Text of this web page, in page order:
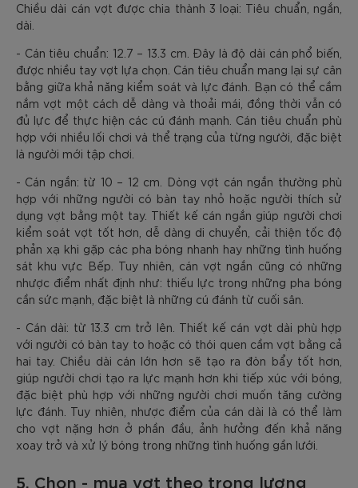
Chiều dài cán vợt được chia thành 3 loại: Tiêu chuẩn, ngắn,
dài.
- Cán tiêu chuẩn: 12.7 – 13.3 cm. Đây là độ dài cán phổ biến,
được nhiều tay vợt lựa chọn. Cán tiêu chuẩn mang lại sự cân
bằng giữa khả năng kiểm soát và lực đánh. Bạn có thể cầm
nắm vợt một cách dễ dàng và thoải mái, đồng thời vẫn có
đủ lực để thực hiện các cú đánh mạnh. Cán tiêu chuẩn phù
hợp với nhiều lối chơi và thể trạng của từng người, đặc biệt
là người mới tập chơi.
- Cán ngắn: từ 10 – 12 cm. Dòng vợt cán ngắn thường phù
hợp với những người có bàn tay nhỏ hoặc người thích sử
dụng vợt bằng một tay. Thiết kế cán ngắn giúp người chơi
kiểm soát vợt tốt hơn, dễ dàng di chuyển, cải thiện tốc độ
phản xạ khi gặp các pha bóng nhanh hay những tình huống
sát khu vực Bếp. Tuy nhiên, cán vợt ngắn cũng có những
nhược điểm nhất định như: thiếu lực trong những pha bóng
cần sức mạnh, đặc biệt là những cú đánh từ cuối sân.
- Cán dài: từ 13.3 cm trở lên. Thiết kế cán vợt dài phù hợp
với người có bàn tay to hoặc có thói quen cầm vợt bằng cả
hai tay. Chiều dài cán lớn hơn sẽ tạo ra đòn bẩy tốt hơn,
giúp người chơi tạo ra lực mạnh hơn khi tiếp xúc với bóng,
đặc biệt phù hợp với những người chơi muốn tăng cường
lực đánh. Tuy nhiên, nhược điểm của cán dài là có thể làm
cho vợt nặng hơn ở phần đầu, ảnh hưởng đến khả năng
xoay trở và xử lý bóng trong những tình huống gần lưới.
5. Chọn - mua vợt theo trọng lượng